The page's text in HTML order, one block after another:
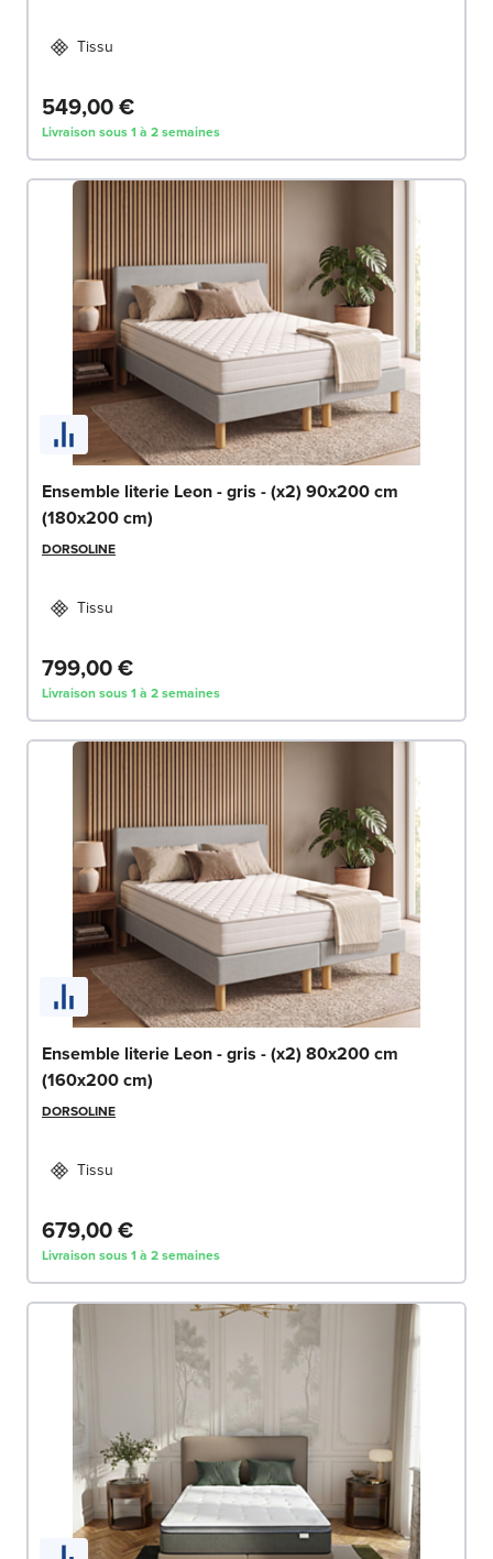
Tissu
549,00 €
Livraison sous 1 à 2 semaines
Ensemble literie Leon - gris - (x2) 90x200 cm
(180x200 cm)
DORSOLINE
Tissu
799,00 €
Livraison sous 1 à 2 semaines
Ensemble literie Leon - gris - (x2) 80x200 cm
(160x200 cm)
DORSOLINE
Tissu
679,00 €
Livraison sous 1 à 2 semaines